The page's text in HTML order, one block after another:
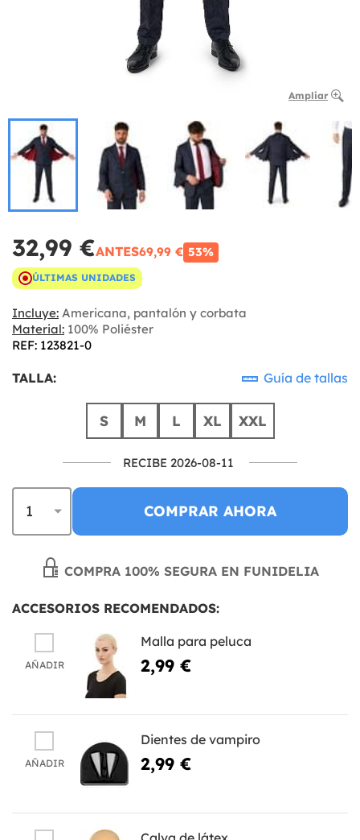
Ampliar
32,99 €ANTES69,99 € 53%
ÚLTIMAS UNIDADES
Incluye: Americana, pantalón y corbata
Material: 100% Poliéster
REF: 123821-0
TALLA: Guía de tallas
S M L XL XXL
RECIBE 2026-08-11
COMPRAR AHORA
COMPRA 100% SEGURA EN FUNIDELIA
ACCESORIOS RECOMENDADOS:
AÑADIR
Malla para peluca
2,99 €
AÑADIR
Dientes de vampiro
2,99 €